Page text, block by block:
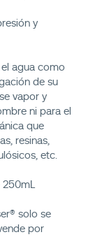
y
agua como
de su
vapor y
ni para el
que
resinas,
etc.
solo se
por